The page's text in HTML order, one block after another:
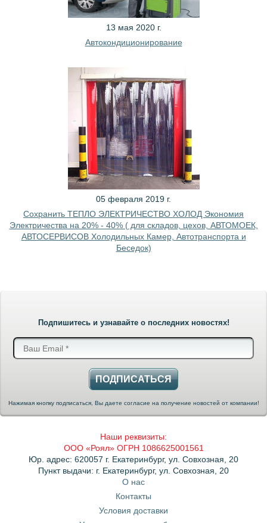
13 мая 2020 г.
Автокондиционирование
05 февраля 2019 г.
Сохранить ТЕПЛО ЭЛЕКТРИЧЕСТВО ХОЛОД Экономия
Электричества на 20% - 40% ( для складов, цехов, АВТОМОЕК,
АВТОСЕРВИСОВ Холодильных Камер, Автотранспорта и
Беседок)
Подпишитесь и узнавайте о последних новостях!
ПОДПИСАТЬСЯ
Нажимая кнопку подписаться, Вы даете согласие на получение новостей от компании!
Наши реквизиты:
ООО «Роял» ОГРН 1086625001561
Юр. адрес: 620057 г. Екатеринбург, ул. Совхозная, 20
Пункт выдачи: г. Екатеринбург, ул. Совхозная, 20
О нас
Контакты
Условия доставки